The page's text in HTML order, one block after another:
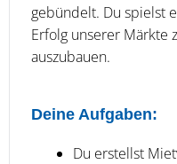
gebündelt. Du spielst
Erfolg unserer Märkte
auszubauen.
Deine Aufgaben:
Du erstellst